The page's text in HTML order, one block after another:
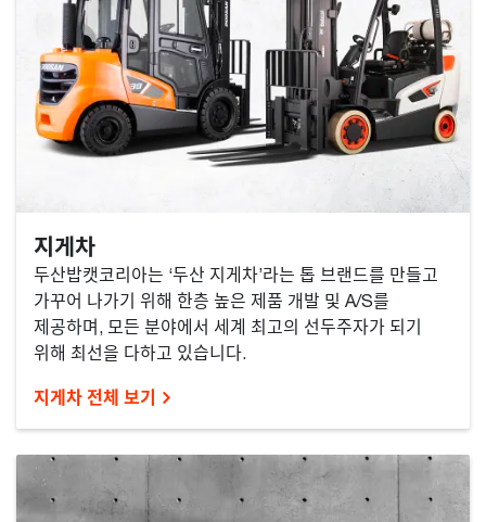
지게차
두산밥캣코리아는 ‘두산 지게차’라는 톱 브랜드를 만들고
가꾸어 나가기 위해 한층 높은 제품 개발 및 A/S를
제공하며, 모든 분야에서 세계 최고의 선두주자가 되기
위해 최선을 다하고 있습니다.
지게차 전체 보기